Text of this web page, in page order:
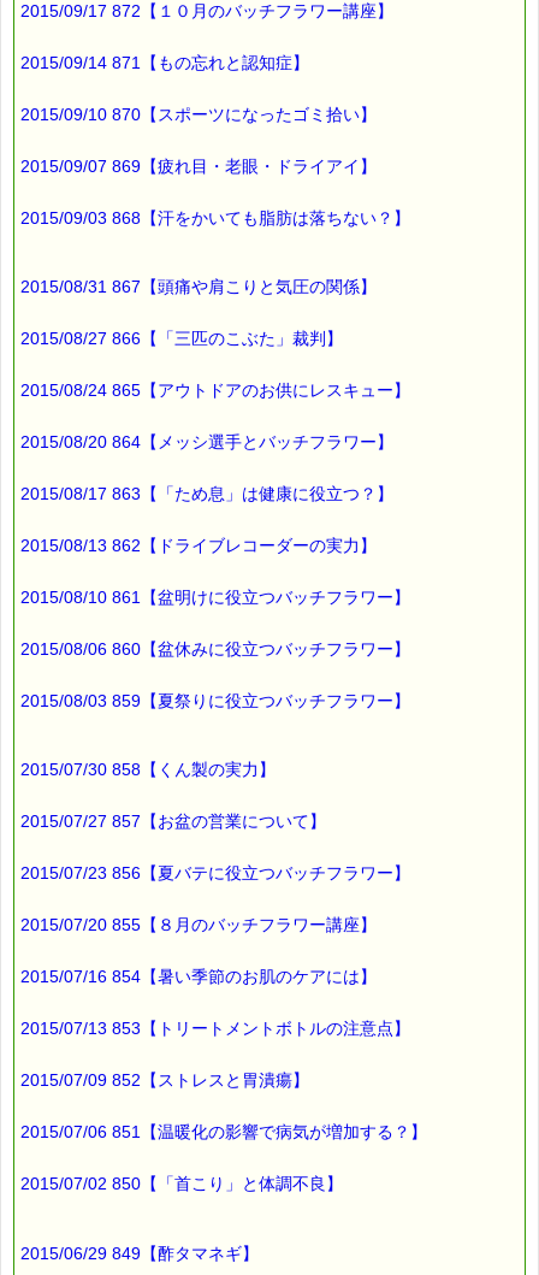
▼あなたにぴったりのバッチフラワーが見つかる－選び方ガイ
https://pass-thyme.com/guide/info.asp
▼花粉で不快になった感情を和らげましょう
━━━━☆
花粉のピークは過ぎたようで、
ウォーキングできました (^^)
気がつくと
ナズナ
ツクシ
といった
春の草花が
風に揺れていました (*^_^*)
最後まで読んでいただきありがとうございます。
お客様からのご投稿もお待ちしております。
■メルマガ読者だけの eクーポン券 プレゼント
有効期限 ：2015/04/20(月)まで
───────────────────────────────
バッチフラワーレメディ・レスキュークリーム１本当毎に
割引き金額は、買い物カゴで内容確認する際に決定します。
※バッチフラワー関連商品・関連書籍、セット商品は対象外で
※単品でも「こころ・サポート」などの割引き商品は対象外で
※1度のご購入につき1枚しかご利用いただけません。
※携帯サイトではご利用いただけません。
→https://pass-thyme.com/info/#coupon
このメールはｅパスタイムをご利用（ご注文、お問い合わせ、プ
レゼント
2015/09/17 872【１０月のバッチフラワー講座】
2015/09/14 871【もの忘れと認知症】
2015/09/10 870【スポーツになったゴミ拾い】
2015/09/07 869【疲れ目・老眼・ドライアイ】
2015/09/03 868【汗をかいても脂肪は落ちない？】
2015/08/31 867【頭痛や肩こりと気圧の関係】
2015/08/27 866【「三匹のこぶた」裁判】
2015/08/24 865【アウトドアのお供にレスキュー】
2015/08/20 864【メッシ選手とバッチフラワー】
2015/08/17 863【「ため息」は健康に役立つ？】
2015/08/13 862【ドライブレコーダーの実力】
2015/08/10 861【盆明けに役立つバッチフラワー】
2015/08/06 860【盆休みに役立つバッチフラワー】
2015/08/03 859【夏祭りに役立つバッチフラワー】
2015/07/30 858【くん製の実力】
2015/07/27 857【お盆の営業について】
2015/07/23 856【夏バテに役立つバッチフラワー】
2015/07/20 855【８月のバッチフラワー講座】
2015/07/16 854【暑い季節のお肌のケアには】
2015/07/13 853【トリートメントボトルの注意点】
2015/07/09 852【ストレスと胃潰瘍】
2015/07/06 851【温暖化の影響で病気が増加する？】
2015/07/02 850【「首こり」と体調不良】
2015/06/29 849【酢タマネギ】